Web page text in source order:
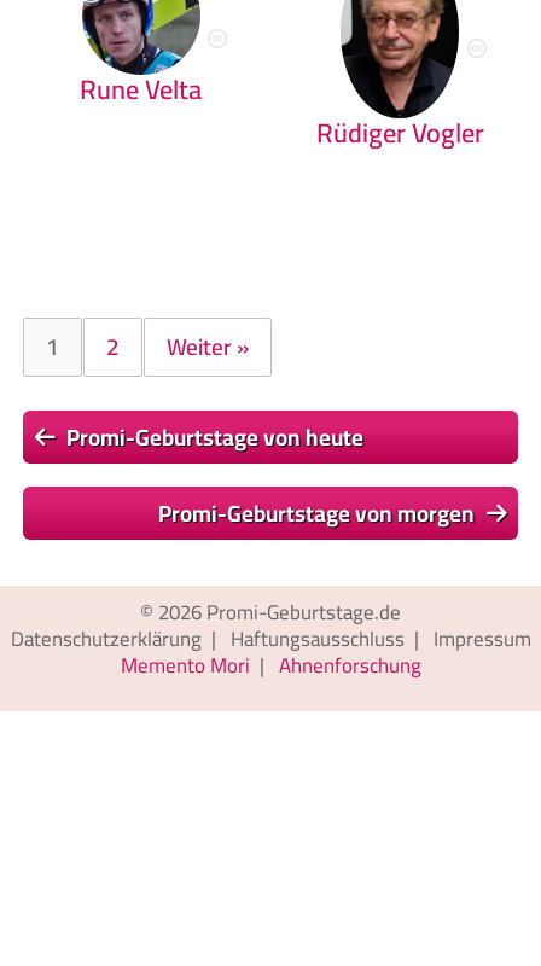
Rune Velta
Rüdiger Vogler
1 2 Weiter »
Promi-Geburtstage von heute
Promi-Geburtstage von morgen
© 2026Promi-Geburtstage.de
Datenschutzerklärung| Haftungsausschluss | Impressum
Memento Mori | Ahnenforschung